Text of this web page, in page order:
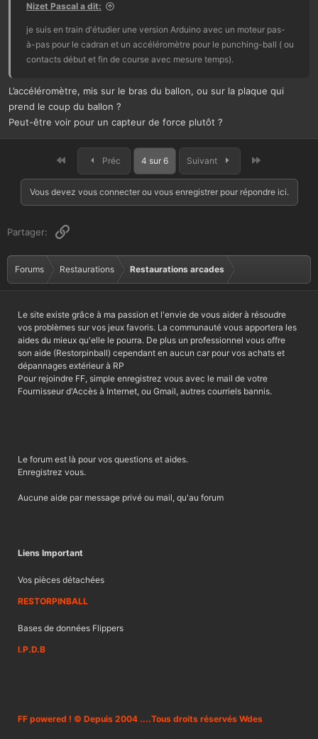
Nizet Pascal a dit:
je suis en train d'étudier une version Arduino avec un moteur pas-
à-pas pour le cadran et un accéléromètre pour le punching-ball ( ou
contacts début et fin de course avec mesure temps).
L’accéléromètre, mis sur le bras du ballon, ou sur la plaque qui
prend le coup du ballon ?
Peut-être voir pour un capteur de force plutôt ?
Premier Préc 4 sur 6 Suivant
Vous devez vous connecter ou vous enregistrer pour répondre ici.
Partager: Lien
Forums Restaurations Restaurations arcades
Le site existe grâce à ma passion et l'envie de vous aider à résoudre
vos problèmes sur vos jeux favoris. La communauté vous apportera les
aides du mieux qu'elle le pourra. De plus un professionnel vous offre
son aide (Restorpinball) cependant en aucun car pour vos achats et
dépannages extérieur à RP
Pour rejoindre FF, simple enregistrez vous avec le mail de votre
Fournisseur d'Accès à Internet, ou Gmail, autres courriels bannis.
Le forum est là pour vos questions et aides.
Enregistrez vous.
Aucune aide par message privé ou mail, qu'au forum
Liens Important
Vos pièces détachées
RESTORPINBALL
Bases de données Flippers
I.P.D.B
FF powered ! © Depuis 2004 ....Tous droits réservés Wdes